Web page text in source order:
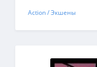
Action / Экшены